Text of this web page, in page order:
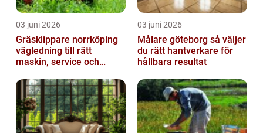
03 juni 2026
Gräsklippare norrköping
vägledning till rätt
maskin, service och
03 juni 2026
Målare göteborg så väljer
du rätt hantverkare för
hållbara resultat